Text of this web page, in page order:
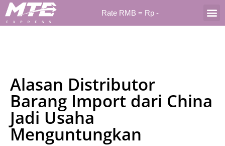
Rate RMB = Rp -
Alasan Distributor
Barang Import dari China
Jadi Usaha
Menguntungkan